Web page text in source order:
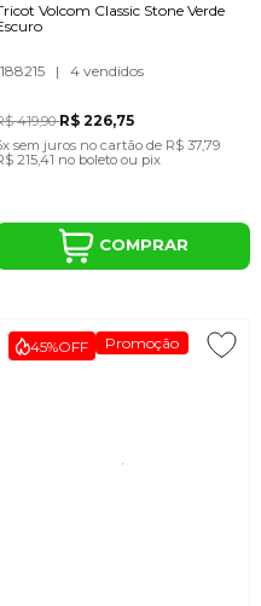
Volcom Classic Stone Verde
| 4 vendidos
419,90R$ 226,75
sem juros no cartão de R$ 37,79
215,41 no boleto ou pix
COMPRAR
45%OFF Promoção